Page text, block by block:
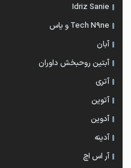
Idriz Sanie
Tech N9ne و یاس
آبان
آبتین روحبخش داوران
آتری
آتوین
آدوین
آدینه
آر اس اچ